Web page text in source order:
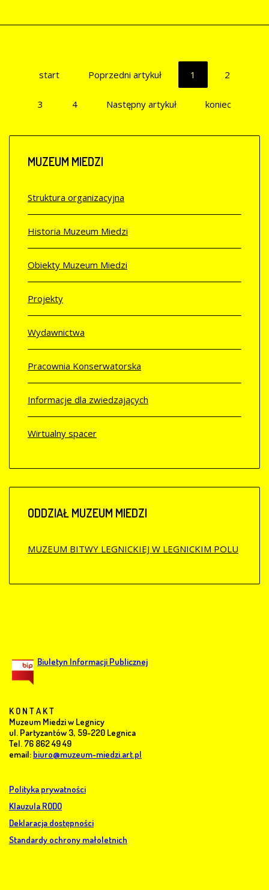
start Poprzedni artykuł 1 2
3 4 Następny artykuł koniec
MUZEUMMIEDZI
Struktura organizacyjna
Historia Muzeum Miedzi
Obiekty Muzeum Miedzi
Projekty
Wydawnictwa
Pracownia Konserwatorska
Informacje dla zwiedzających
Wirtualny spacer
ODDZIAŁMUZEUM MIEDZI
MUZEUM BITWY LEGNICKIEJ W LEGNICKIM POLU
Biuletyn Informacji Publicznej
K O N T A K T
Muzeum Miedzi w Legnicy
ul. Partyzantów 3, 59-220 Legnica
Tel. 76 862 49 49
email: biuro@muzeum-miedzi.art.pl
Polityka prywatności
Klauzula RODO
Deklaracja dostępności
Standardy ochrony małoletnich